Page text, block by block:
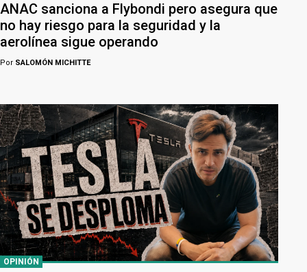
ANAC sanciona a Flybondi pero asegura que
no hay riesgo para la seguridad y la
aerolínea sigue operando
Por SALOMÓN MICHITTE
OPINIÓN